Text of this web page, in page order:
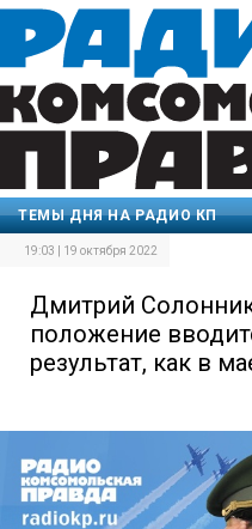
ТЕМЫ ДНЯ НА РАДИО КП
19:03 | 19 октября 2022
Дмитрий
положение
результат, как в